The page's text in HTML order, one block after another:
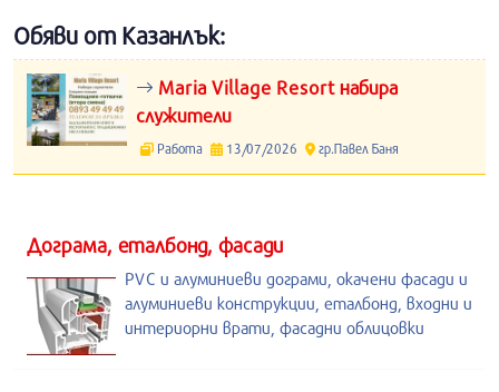
Обяви от Казанлък:
Maria Village Resort набира
служители
Работа 13/07/2026 гр.Павел Баня
Дограма, еталбонд, фасади
PVC и алуминиеви дограми, окачени фасади и
алуминиеви конструкции, еталбонд, входни и
интериорни врати, фасадни облицовки